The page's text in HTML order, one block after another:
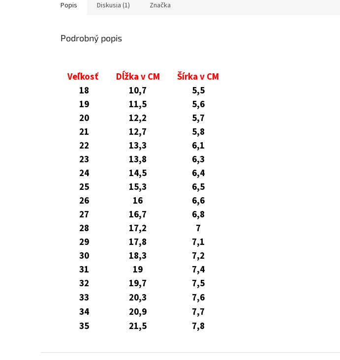
Popis Diskusia (1) Značka
Podrobný popis
Veľkosť Dĺžka v CM
Šírka v CM
18
10,7
5,5
19
11,5
5,6
20
12,2
5,7
21
12,7
5,8
22
13,3
6,1
23
13,8
6,3
24
14,5
6,4
25
15,3
6,5
26
16
6,6
27
16,7
6,8
28
17,2
7
29
17,8
7,1
30
18,3
7,2
31
19
7,4
32
19,7
7,5
33
20,3
7,6
34
20,9
7,7
35
21,5 7,8